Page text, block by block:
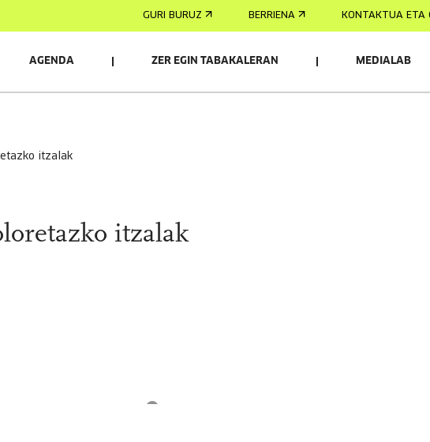
GURI BURUZ BERRIENA KONTAKTUA ETA
AGENDA ZER EGIN TABAKALERAN MEDIALAB
itzalak
itzalak